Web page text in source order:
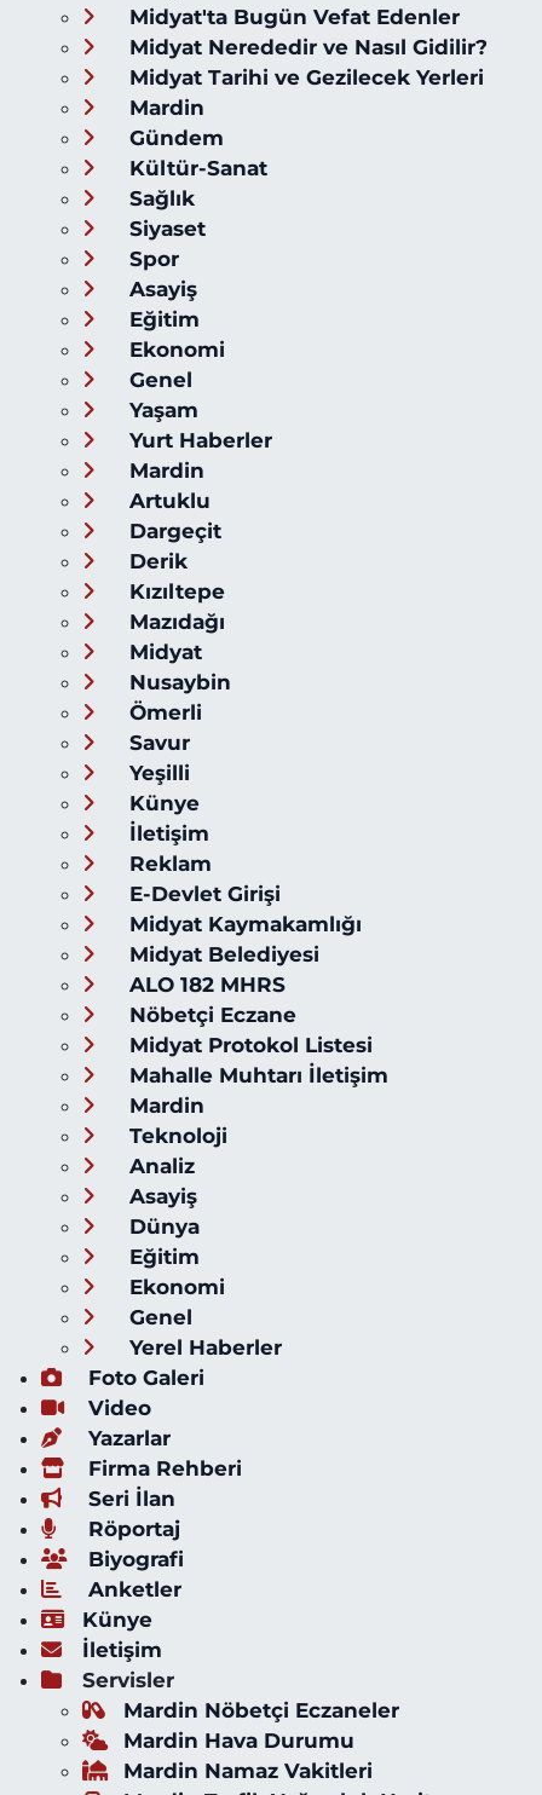
Midyat'ta Bugün Vefat Edenler
Midyat Nerededir ve Nasıl Gidilir?
Midyat Tarihi ve Gezilecek Yerleri
Mardin
Gündem
Kültür-Sanat
Sağlık
Siyaset
Spor
Asayiş
Eğitim
Ekonomi
Genel
Yaşam
Yurt Haberler
Mardin
Artuklu
Dargeçit
Derik
Kızıltepe
Mazıdağı
Midyat
Nusaybin
Ömerli
Savur
Yeşilli
Künye
İletişim
Reklam
E-Devlet Girişi
Midyat Kaymakamlığı
Midyat Belediyesi
ALO 182 MHRS
Nöbetçi Eczane
Midyat Protokol Listesi
Mahalle Muhtarı İletişim
Mardin
Teknoloji
Analiz
Asayiş
Dünya
Eğitim
Ekonomi
Genel
Yerel Haberler
Foto Galeri
Video
Yazarlar
Firma Rehberi
Seri İlan
Röportaj
Biyografi
Anketler
Künye
İletişim
Servisler
Mardin Nöbetçi Eczaneler
Mardin Hava Durumu
Mardin Namaz Vakitleri